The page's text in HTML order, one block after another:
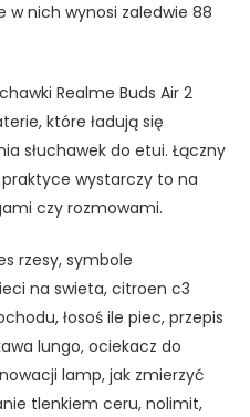
w nich wynosi zaledwie 88
Realme Buds Air 2
które ładują się
słuchawek do etui. Łączny
wystarczy to na
czy rozmowami.
rzesy, symbole
na swieta, citroen c3
łosoś ile piec, przepis
lungo, ociekacz do
lamp, jak zmierzyć
tlenkiem ceru, nolimit,